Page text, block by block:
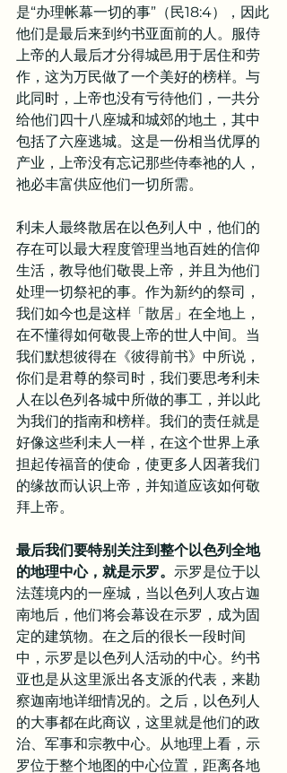
是“办理帐幕一切的事”（民18:4），因此
他们是最后来到约书亚面前的人。服侍
上帝的人最后才分得城邑用于居住和劳
作，这为万民做了一个美好的榜样。与
此同时，上帝也没有亏待他们，一共分
给他们四十八座城和城郊的地土，其中
包括了六座逃城。这是一份相当优厚的
产业，上帝没有忘记那些侍奉祂的人，
祂必丰富供应他们一切所需。
利未人最终散居在以色列人中，他们的
存在可以最大程度管理当地百姓的信仰
生活，教导他们敬畏上帝，并且为他们
处理一切祭祀的事。作为新约的祭司，
我们如今也是这样「散居」在全地上，
在不懂得如何敬畏上帝的世人中间。当
我们默想彼得在《彼得前书》中所说，
你们是君尊的祭司时，我们要思考利未
人在以色列各城中所做的事工，并以此
为我们的指南和榜样。我们的责任就是
好像这些利未人一样，在这个世界上承
担起传福音的使命，使更多人因著我们
的缘故而认识上帝，并知道应该如何敬
拜上帝。
最后我们要特别关注到整个以色列全地
的地理中心，就是示罗。 示罗是位于以
法莲境内的一座城，当以色列人攻占迦
南地后，他们将会幕设在示罗，成为固
定的建筑物。在之后的很长一段时间
中，示罗是以色列人活动的中心。约书
亚也是从这里派出各支派的代表，来勘
察迦南地详细情况的。之后，以色列人
的大事都在此商议，这里就是他们的政
治、军事和宗教中心。从地理上看，示
罗位于整个地图的中心位置，距离各地